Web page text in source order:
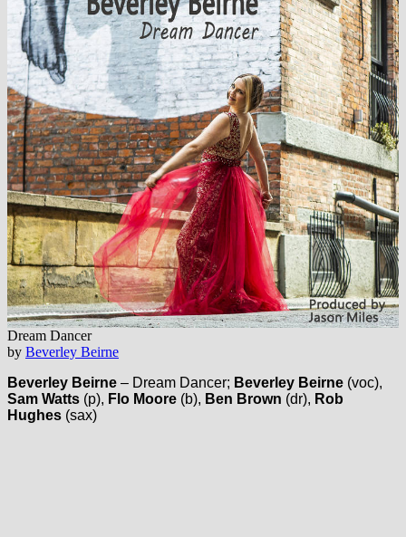
Dream Dancer
by Beverley Beirne
Beverley Beirne – Dream Dancer; Beverley Beirne (voc),
Sam Watts (p), Flo Moore (b), Ben Brown (dr), Rob
Hughes (sax)